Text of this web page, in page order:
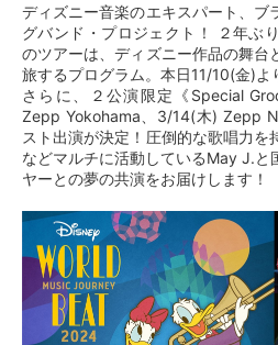
ディズニー音楽のエキスパート、ブ
グバンド・プロジェクト！ ２年ぶ
のツアーは、ディズニー作品の舞台
旅するプログラム。本日11/10(金)よ
さらに、２公演限定《Special
Zepp Yokohama、3/14(木) Zepp
スト出演が決定！圧倒的な歌唱力を
などマルチに活動しているMay J.と
ヤーとの夢の共演をお届けします！